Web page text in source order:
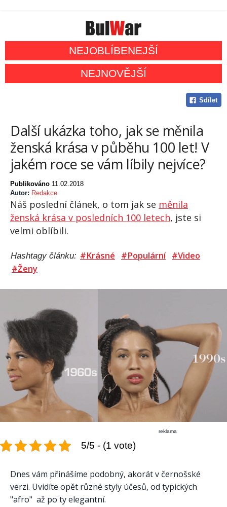
NEJOBLÍBENEJŠÍ
NEJNOVĚJŠÍ
Sdílet
Další ukázka toho, jak se měnila
ženská krása v půběhu 100 let! V
jakém roce se vám líbily nejvíce?
Publikováno 11.02.2018
Autor: Redakce
Náš poslední článek, o tom jak se měnila
ženská krása v posledních 100 letech, jste si
velmi oblíbili.
Hashtagy článku: #Krásné #Populární #Video
#Ženy
reklama
5/5 - (1 vote)
Dnes vám přinášíme podobný, akorát v černošské
verzi. Uvidíte opět různé styly účesů, od typických
"afro" až po ty elegantní.